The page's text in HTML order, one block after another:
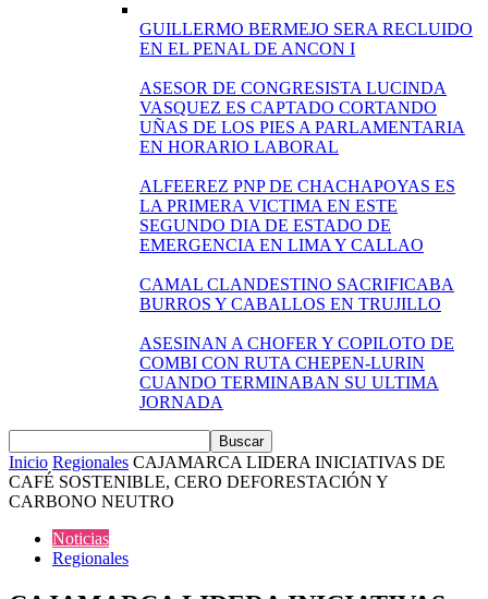
GUILLERMO BERMEJO SERA RECLUIDO
EN EL PENAL DE ANCON I
ASESOR DE CONGRESISTA LUCINDA
VASQUEZ ES CAPTADO CORTANDO
UÑAS DE LOS PIES A PARLAMENTARIA
EN HORARIO LABORAL
ALFEEREZ PNP DE CHACHAPOYAS ES
LA PRIMERA VICTIMA EN ESTE
SEGUNDO DIA DE ESTADO DE
EMERGENCIA EN LIMA Y CALLAO
CAMAL CLANDESTINO SACRIFICABA
BURROS Y CABALLOS EN TRUJILLO
ASESINAN A CHOFER Y COPILOTO DE
COMBI CON RUTA CHEPEN-LURIN
CUANDO TERMINABAN SU ULTIMA
JORNADA
Inicio Regionales CAJAMARCA LIDERA INICIATIVAS DE
CAFÉ SOSTENIBLE, CERO DEFORESTACIÓN Y
CARBONO NEUTRO
Noticias
Regionales